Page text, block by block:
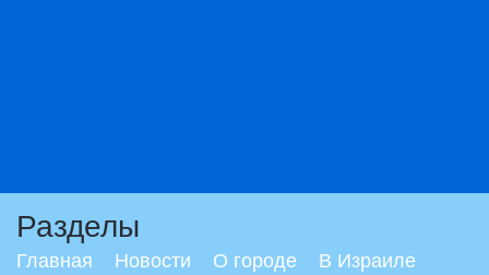
Разделы
Главная Новости О городе
В Израиле